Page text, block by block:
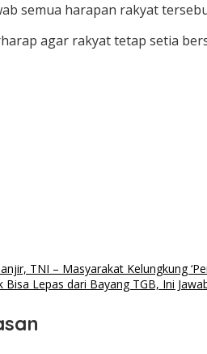
semua harapan rakyat
agar rakyat tetap setia
TNI – Masyarakat Kelungkung
Bisa Lepas dari Bayang TGB, Ini